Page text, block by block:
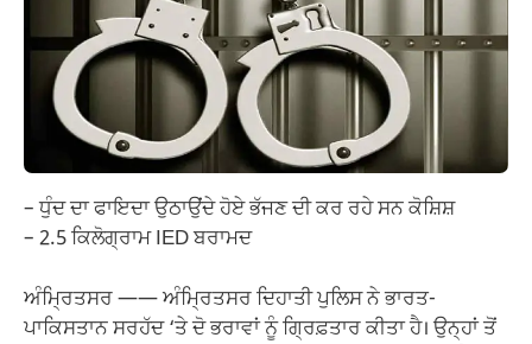
– ਧੁੰਦ ਦਾ ਫਾਇਦਾ ਉਠਾਉਂਦੇ ਹੋਏ ਭੱਜਣ ਦੀ ਕਰ ਰਹੇ ਸਨ ਕੋਸ਼ਿਸ਼
– 2.5 ਕਿਲੋਗ੍ਰਾਮ IED ਬਰਾਮਦ
ਅੰਮ੍ਰਿਤਸਰ —— ਅੰਮ੍ਰਿਤਸਰ ਦਿਹਾਤੀ ਪੁਲਿਸ ਨੇ ਭਾਰਤ-
ਪਾਕਿਸਤਾਨ ਸਰਹੱਦ ‘ਤੇ ਦੋ ਭਰਾਵਾਂ ਨੂੰ ਗ੍ਰਿਫ਼ਤਾਰ ਕੀਤਾ ਹੈ। ਉਨ੍ਹਾਂ ਤੋਂ